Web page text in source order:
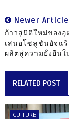
Newer Article
ก้าวสู่มิติใหม่ของอุ
เสนอโซลูชันอัจฉ
ผลิตสู่ความยั่งยืน
RELATED POST
CUITURE